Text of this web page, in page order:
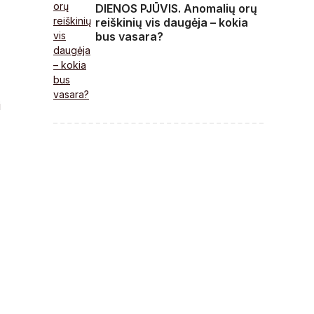
DIENOS PJŪVIS. Anomalių orų
reiškinių vis daugėja – kokia
bus vasara?